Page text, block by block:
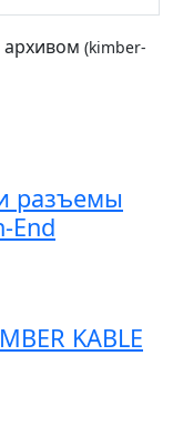
архивом (kimber-
разъемы
End
KABLE